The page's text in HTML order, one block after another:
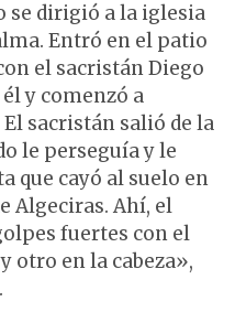
se dirigió a la iglesia
Entró en el patio
el sacristán Diego
y comenzó a
sacristán salió de la
le perseguía y le
que cayó al suelo en
Algeciras. Ahí, el
fuertes con el
otro en la cabeza»,